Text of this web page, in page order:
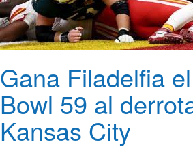
Gana Filadelfia
Bowl 59 al
Kansas City